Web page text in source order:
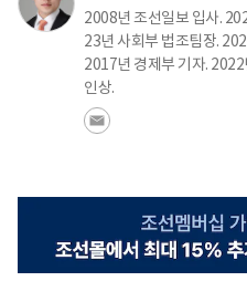
2008년 조선일보 입사.
23년 사회부 법조팀장.
2017년 경제부 기자.
인상.